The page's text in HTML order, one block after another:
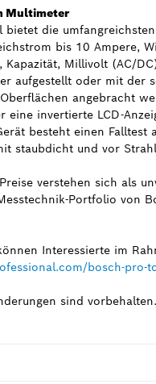
Multimeter
die
bis 10 Ampere,
Millivolt (AC/
aufgestellt oder mit der
angebracht
eine invertierte LCD-
besteht einen Falltest
staubdicht und vor
verstehen sich als
Portfolio von
Interessierte im
bosch-pro-
sind vorbehalten.